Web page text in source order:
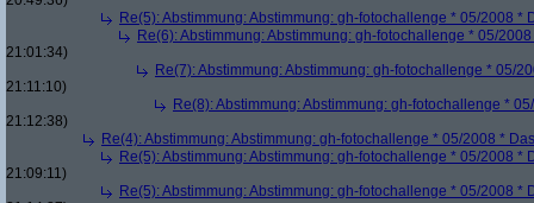
Re(5): Abstimmung: Abstimmung: gh-fotochallenge * 05/2008 *
Re(6): Abstimmung: Abstimmung: gh-fotochallenge * 05/
21:01:34)
Re(7): Abstimmung: Abstimmung: gh-fotochallenge * 05/
21:11:10)
Re(8): Abstimmung: Abstimmung: gh-fotochallenge *
21:12:38)
Re(4): Abstimmung: Abstimmung: gh-fotochallenge * 05/2008 *
Re(5): Abstimmung: Abstimmung: gh-fotochallenge * 05/2008 *
21:09:11)
Re(5): Abstimmung: Abstimmung: gh-fotochallenge * 05/2008 *